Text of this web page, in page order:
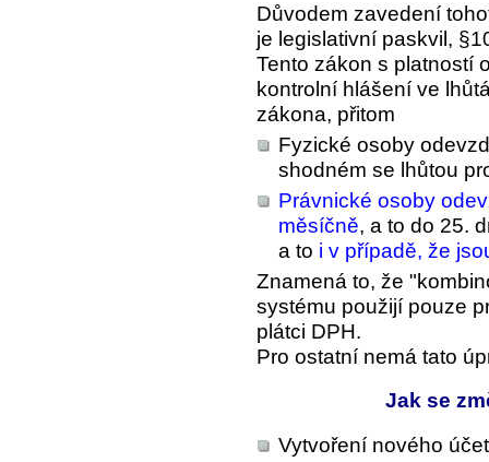
Důvodem zavedení
je legislativní paskvil,
Tento zákon s platností
kontrolní hlášení ve
zákona, přitom
Fyzické osoby
shodném se lhůtou
Právnické osoby
měsíčně, a to do 25.
a to i v případě, že
Znamená to, že
systému použijí pouze
plátci DPH.
Pro ostatní nemá tato
Jak se
Vytvoření nového